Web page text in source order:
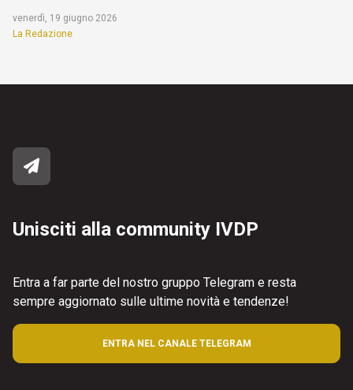
venerdì, 19 giugno 2026
La Redazione
Unisciti alla community IVDP
Entra a far parte del nostro gruppo Telegram e resta
sempre aggiornato sulle ultime novità e tendenze!
ENTRA NEL CANALE TELEGRAM